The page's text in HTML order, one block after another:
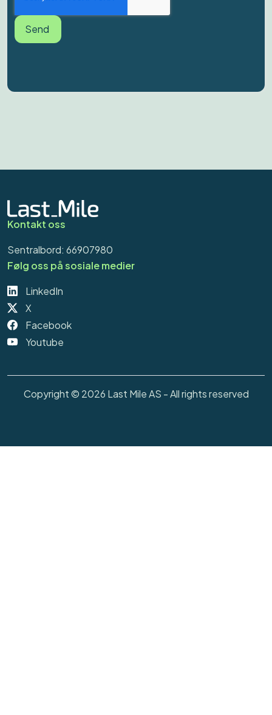
Kontakt oss
Sentralbord: 66907980
Følg oss på sosiale medier
LinkedIn
X
Facebook
Youtube
Copyright © 2026 Last Mile AS - All rights reserved